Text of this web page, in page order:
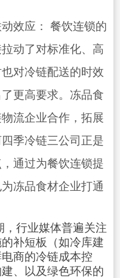
效应： 餐饮连锁的
动了对标准化、高
对冷链配送的时效
更高要求。冻品食
流企业合作，拓展
季冷链三公司正是
通过为餐饮连锁提
冻品食材企业打通
，行业媒体普遍关注
补短板（如冷库建
商的冷链成本控
、以及绿色环保的